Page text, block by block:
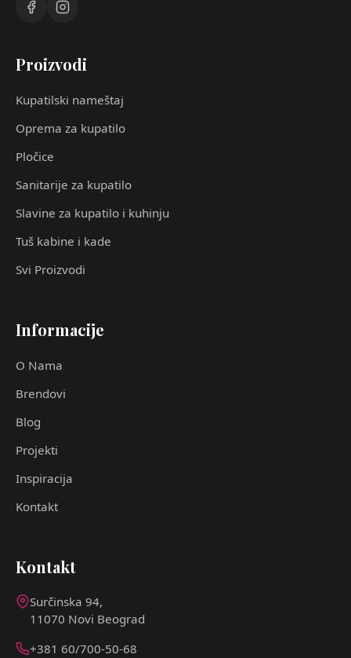
Proizvodi
Kupatilski nameštaj
Oprema za kupatilo
Pločice
Sanitarije za kupatilo
Slavine za kupatilo i kuhinju
Tuš kabine i kade
Svi Proizvodi
Informacije
O Nama
Brendovi
Blog
Projekti
Inspiracija
Kontakt
Kontakt
Surčinska 94,
11070 Novi Beograd
+381 60/700-50-68